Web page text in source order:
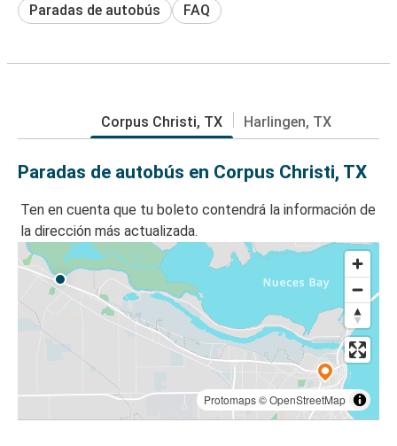
Paradas de autobús FAQ
Corpus Christi, TX Harlingen, TX
Paradas de autobús en Corpus Christi, TX
Ten en cuenta que tu boleto contendrá la información de
la dirección más actualizada.
Protomaps©OpenStreetMap